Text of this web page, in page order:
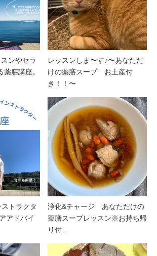
ンやセラ
膳講座。
レッスンしま〜す♪〜あなただ
けの薬膳スープ お土産付
き！！〜
ストラクタ
アドバイ
浄化&チャージ あなただけの
薬膳スープレッスン※お持ち帰
り付…